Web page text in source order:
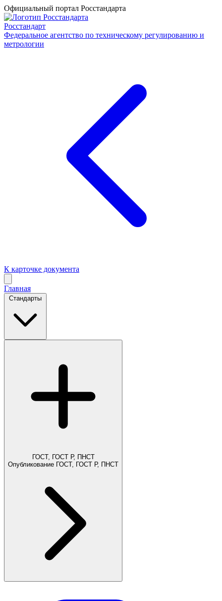
Официальный портал Росстандарта
Росстандарт
Федеральное агентство по техническому регулированию и
метрологии
К карточке документа
Главная
Стандарты
ГОСТ, ГОСТ Р, ПНСТ
Опубликование ГОСТ, ГОСТ Р, ПНСТ